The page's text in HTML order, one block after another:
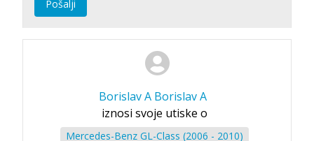
Pošalji
Borislav A Borislav A
iznosi svoje utiske o
Mercedes-Benz GL-Class (2006 - 2010)